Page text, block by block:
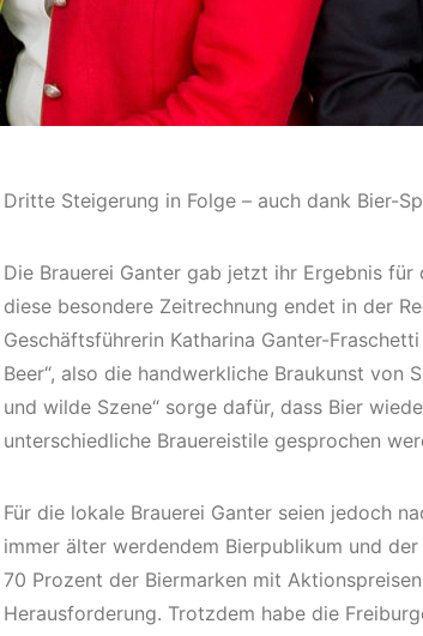
Dritte Steigerung in Folge – auch dank Bier-
Die Brauerei Ganter gab jetzt ihr Ergebnis
diese besondere Zeitrechnung endet in der
Geschäftsführerin Katharina Ganter-
Beer“, also die handwerkliche Braukunst von
und wilde Szene“ sorge dafür, dass Bier
unterschiedliche Brauereistile gesprochen
Für die lokale Brauerei Ganter seien jedoch
immer älter werdendem Bierpublikum und
70 Prozent der Biermarken mit
Herausforderung. Trotzdem habe die